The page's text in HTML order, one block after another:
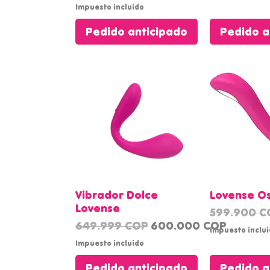
Impuesto incluido
Pedido anticipado Pedido
Vista rápida
Vibrador Dolce
Lovense
Precio
649.999 COP Precio de oferta
600.000 COP
Impuesto incluido
Vista
Lovense
Precio
599.900
Impuesto